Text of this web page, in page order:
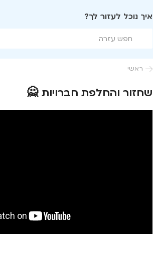
איך נוכל לעזור לך?
 ראשי
שחזור והחלפת חברויות 🙅